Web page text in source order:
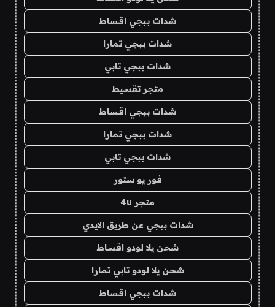
شدات ببجي اقساط
شدات ببجي تمارا
شدات ببجي تابي
متجر تقسيط
شدات ببجي اقساط
شدات ببجي تمارا
شدات ببجي تابي
فور يو ستور
متجر 4u
شدات ببجي عن طريق الايدي
شحن يلا لودو اقساط
شحن يلا لودو تابي تمارا
شدات ببجي اقساط